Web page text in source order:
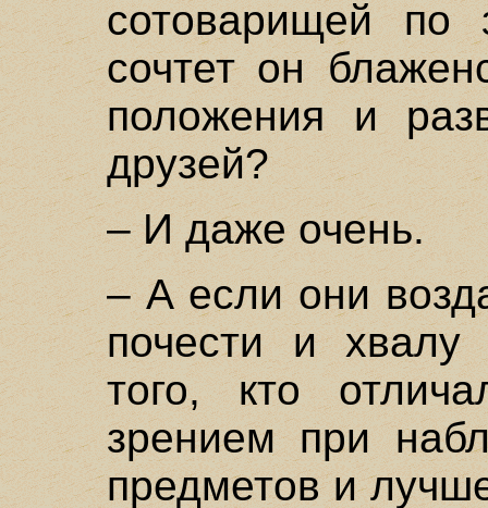
сотоварищей по
сочтет он
положения и
друзей?
– И даже очень.
– А если они
почести и хвалу
того, кто
зрением при
предметов и